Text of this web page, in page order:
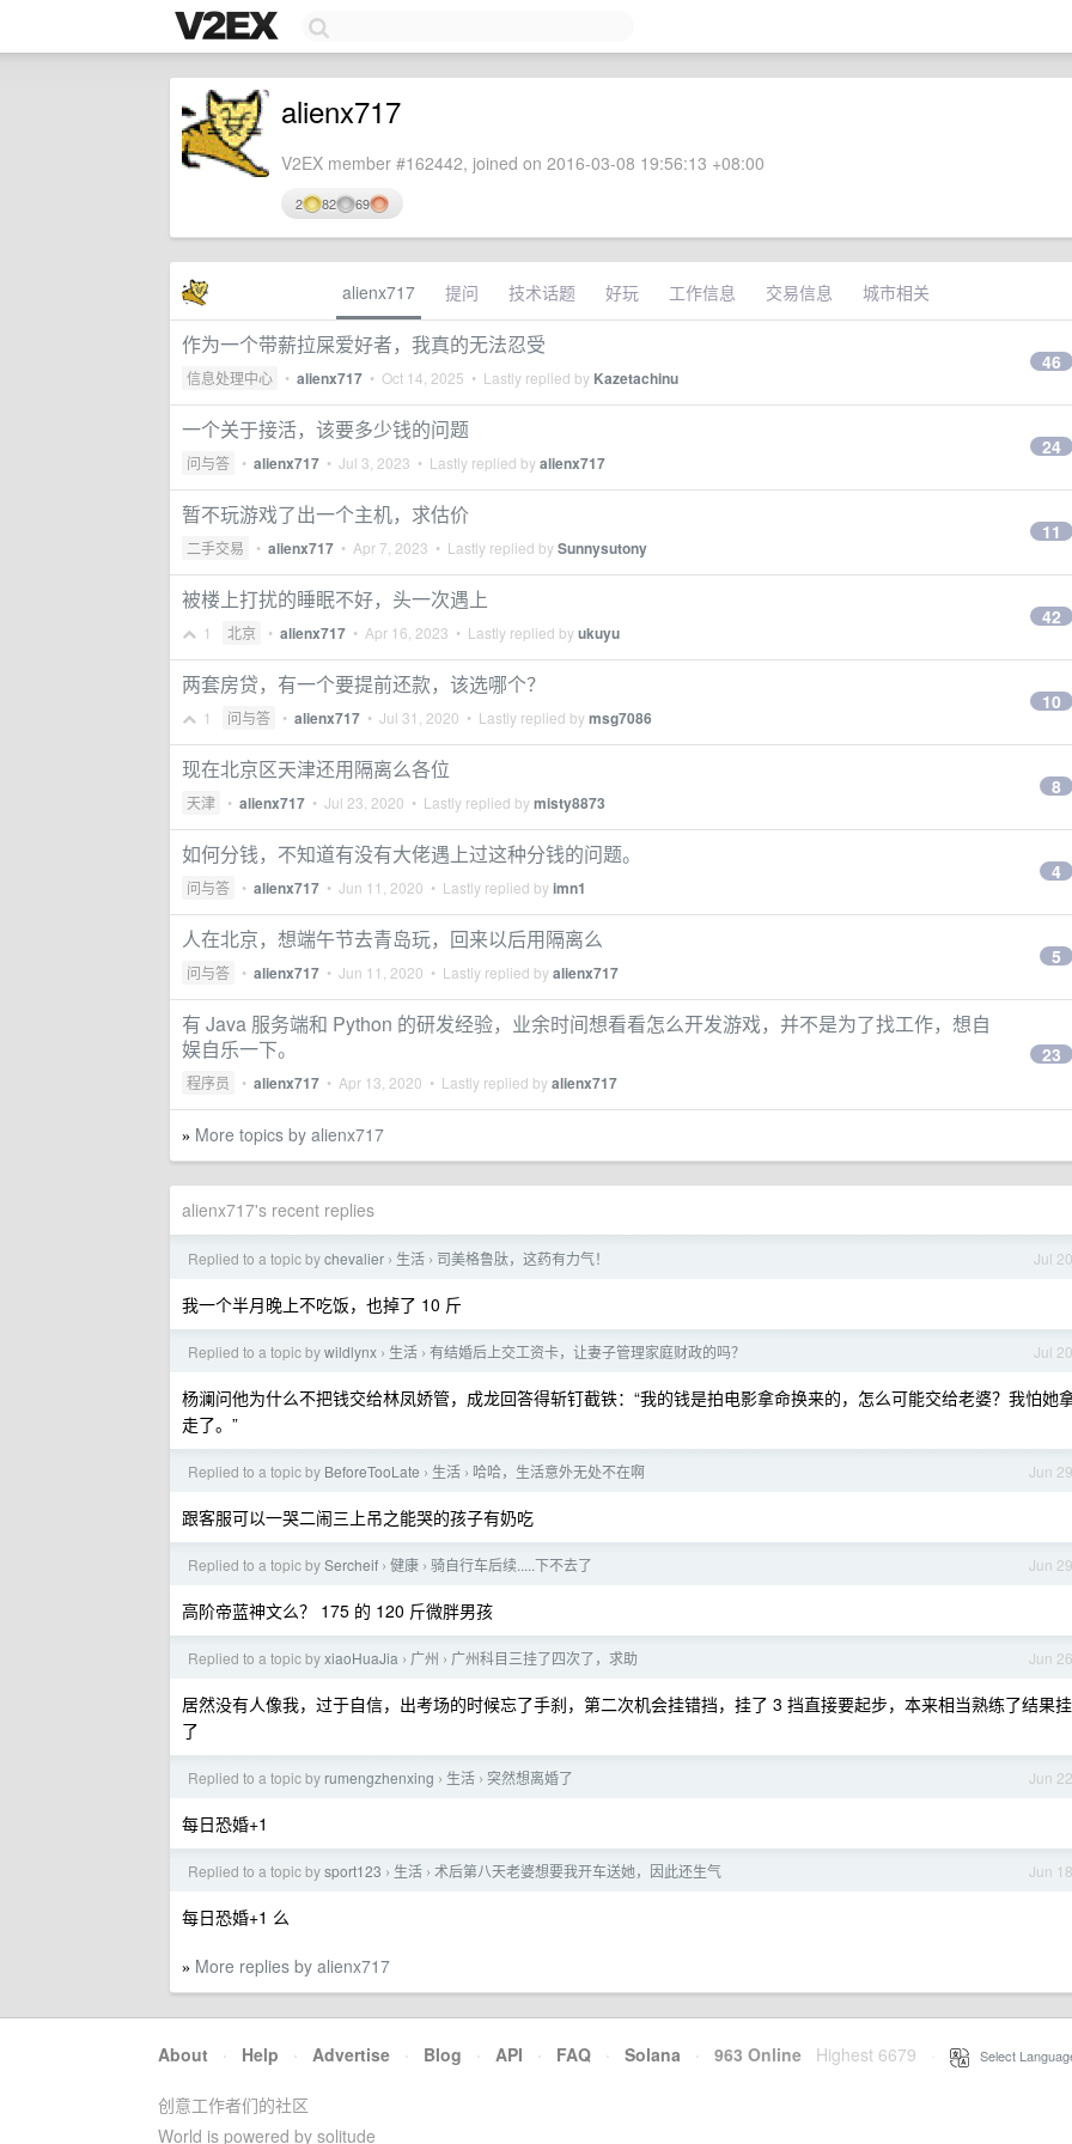
alienx717
V2EX member #162442, joined on 2016-03-08 19:56:13 +08:00
2 82 69
alienx717 提问 技术话题 好玩 工作信息 交易信息 城市相关
作为一个带薪拉屎爱好者，我真的无法忍受
信息处理中心 • alienx717 • Oct 14, 2025 • Lastly replied by Kazetachinu
46
一个关于接活，该要多少钱的问题
问与答 • alienx717 • Jul 3, 2023 • Lastly replied byalienx717
24
暂不玩游戏了出一个主机，求估价
二手交易 • alienx717 • Apr 7, 2023 • Lastly replied bySunnysutony
11
被楼上打扰的睡眠不好，头一次遇上
1 北京 • alienx717 • Apr 16, 2023 • Lastly replied byukuyu
42
两套房贷，有一个要提前还款，该选哪个？
1 问与答 • alienx717 • Jul 31, 2020 • Lastly replied bymsg7086
10
现在北京区天津还用隔离么各位
天津 • alienx717 • Jul 23, 2020 • Lastly replied bymisty8873
8
如何分钱，不知道有没有大佬遇上过这种分钱的问题。
问与答 • alienx717 • Jun 11, 2020 • Lastly replied byimn1
4
人在北京，想端午节去青岛玩，回来以后用隔离么
问与答 • alienx717 • Jun 11, 2020 • Lastly replied byalienx717
5
有 Java 服务端和 Python 的研发经验，业余时间想看看怎么开发游戏，并不是为了找工作，想自
娱自乐一下。
程序员 • alienx717 • Apr 13, 2020 • Lastly replied byalienx717
23
» More topics by alienx717
alienx717's recent replies
Jul 20
Replied to a topic bychevalier › 生活 › 司美格鲁肽，这药有力气！
我一个半月晚上不吃饭，也掉了 10 斤
Jul 20
Replied to a topic bywildlynx › 生活 › 有结婚后上交工资卡，让妻子管理家庭财政的吗？
杨澜问他为什么不把钱交给林凤娇管，成龙回答得斩钉截铁：“我的钱是拍电影拿命换来的，怎么可能交给老婆？我怕她
走了。”
Jun 29
Replied to a topic by BeforeTooLate › 生活 › 哈哈，生活意外无处不在啊
跟客服可以一哭二闹三上吊之能哭的孩子有奶吃
Jun 29
Replied to a topic bySercheif › 健康 › 骑自行车后续.....下不去了
高阶帝蓝神文么？ 175 的 120 斤微胖男孩
Jun 26
Replied to a topic byxiaoHuaJia › 广州 › 广州科目三挂了四次了，求助
居然没有人像我，过于自信，出考场的时候忘了手刹，第二次机会挂错挡，挂了 3 挡直接要起步，本来相当熟练了结果挂
了
Jun 22
Replied to a topic by rumengzhenxing › 生活 › 突然想离婚了
每日恐婚+1
Jun 18
Replied to a topic bysport123 › 生活 › 术后第八天老婆想要我开车送她，因此还生气
每日恐婚+1 么
» More replies by alienx717
About · Help · Advertise · Blog · API · FAQ · Solana · 963 Online Highest 6679 Select
创意工作者们的社区
World is powered by solitude